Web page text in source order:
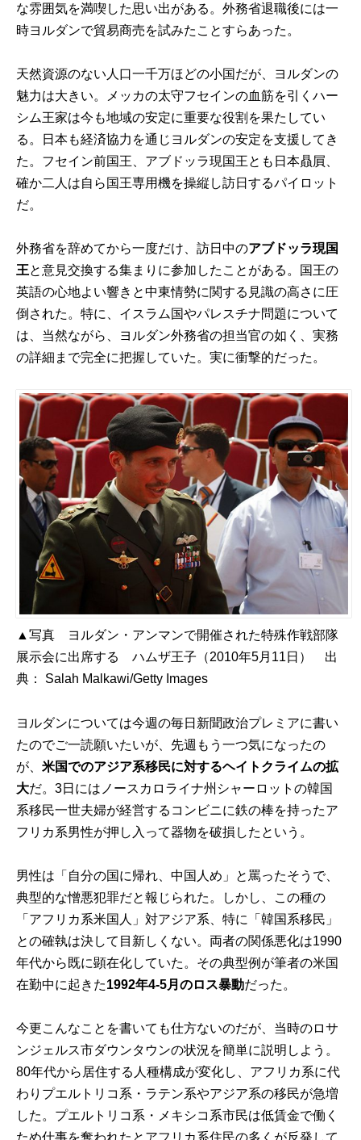
な雰囲気を満喫した思い出がある。外務省退職後には一
時ヨルダンで貿易商売を試みたことすらあった。
天然資源のない人口一千万ほどの小国だが、ヨルダンの
魅力は大きい。メッカの太守フセインの血筋を引くハー
シム王家は今も地域の安定に重要な役割を果たしてい
る。日本も経済協力を通じヨルダンの安定を支援してき
た。フセイン前国王、アブドッラ現国王とも日本贔屓、
確か二人は自ら国王専用機を操縦し訪日するパイロット
だ。
外務省を辞めてから一度だけ、訪日中のアブドッラ現国
王と意見交換する集まりに参加したことがある。国王の
英語の心地よい響きと中東情勢に関する見識の高さに圧
倒された。特に、イスラム国やパレスチナ問題について
は、当然ながら、ヨルダン外務省の担当官の如く、実務
の詳細まで完全に把握していた。実に衝撃的だった。
▲写真 ヨルダン・アンマンで開催された特殊作戦部隊
展示会に出席する ハムザ王子（2010年5月11日） 出
典：
Salah Malkawi/Getty Images
ヨルダンについては今週の毎日新聞政治プレミアに書い
たのでご一読願いたいが、先週もう一つ気になったの
が、米国でのアジア系移民に対するヘイトクライムの拡
大だ。3日にはノースカロライナ州シャーロットの韓国
系移民一世夫婦が経営するコンビニに鉄の棒を持ったア
フリカ系男性が押し入って器物を破損したという。
男性は「自分の国に帰れ、中国人め」と罵ったそうで、
典型的な憎悪犯罪だと報じられた。しかし、この種の
「アフリカ系米国人」対アジア系、特に「韓国系移民」
との確執は決して目新しくない。両者の関係悪化は1990
年代から既に顕在化していた。その典型例が筆者の米国
在勤中に起きた1992年4-5月のロス暴動だった。
今更こんなことを書いても仕方ないのだが、当時のロサ
ンジェルス市ダウンタウンの状況を簡単に説明しよう。
80年代から居住する人種構成が変化し、アフリカ系に代
わりプエルトリコ系・ラテン系やアジア系の移民が急増
した。プエルトリコ系・メキシコ系市民は低賃金で働く
ため仕事を奪われたとアフリカ系住民の多くが反発して